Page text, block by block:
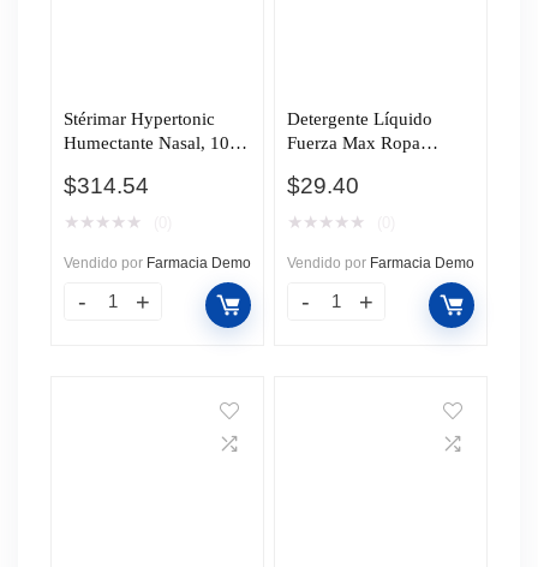
Stérimar Hypertonic
Humectante Nasal, 100
$314.54
★ ★ ★ ★ ★
Vendido por Farmacia Demo
Detergente Líquido
Fuerza Max Ropa
Antibacterial, 800 ml.
$29.40
★ ★ ★ ★ ★
Vendido por Farmacia Demo